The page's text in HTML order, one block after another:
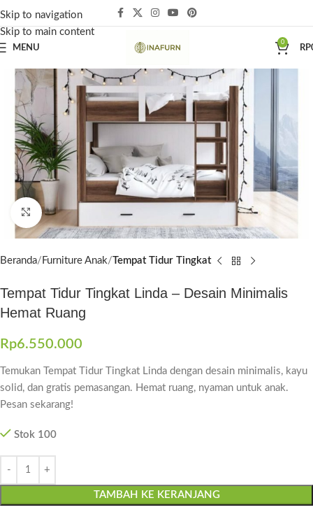
Skip to navigation
Skip to main content
MENU
0
RP
Click to enlarge
Beranda Furniture Anak Tempat Tidur Tingkat
Tempat Tidur Tingkat Linda – Desain Minimalis
Hemat Ruang
Rp6.550.000
Temukan Tempat Tidur Tingkat Linda dengan desain minimalis, kayu
solid, dan gratis pemasangan. Hemat ruang, nyaman untuk anak.
Pesan sekarang!
Stok 100
TAMBAH KE KERANJANG